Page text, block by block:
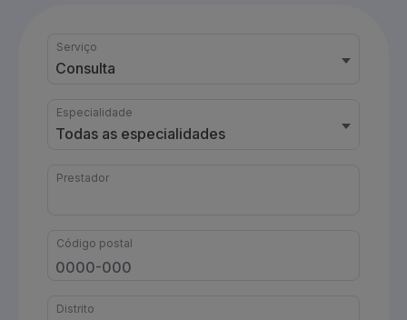
Serviço
Consulta
Especialidade
Todas as especialidades
Prestador
Código postal
Distrito